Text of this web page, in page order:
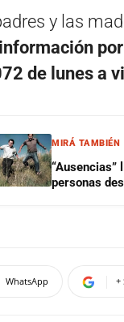
y las
de lunes a
MIRÁ TAMBIÉN
“Ausencias”
personas
WhatsApp +